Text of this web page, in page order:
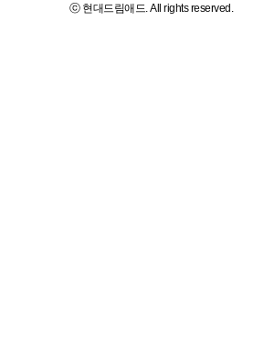
ⓒ 현대드림애드. All rights reserved.